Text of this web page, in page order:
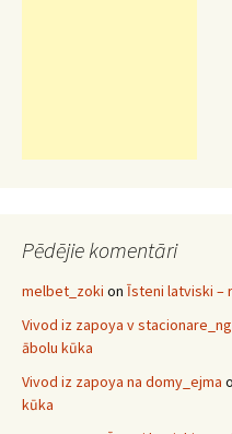
Pēdējie komentāri
melbet_zoki on Īsteni latviski –
Vivod iz zapoya v
ābolu kūka
Vivod iz zapoya na domy_ejma
kūka